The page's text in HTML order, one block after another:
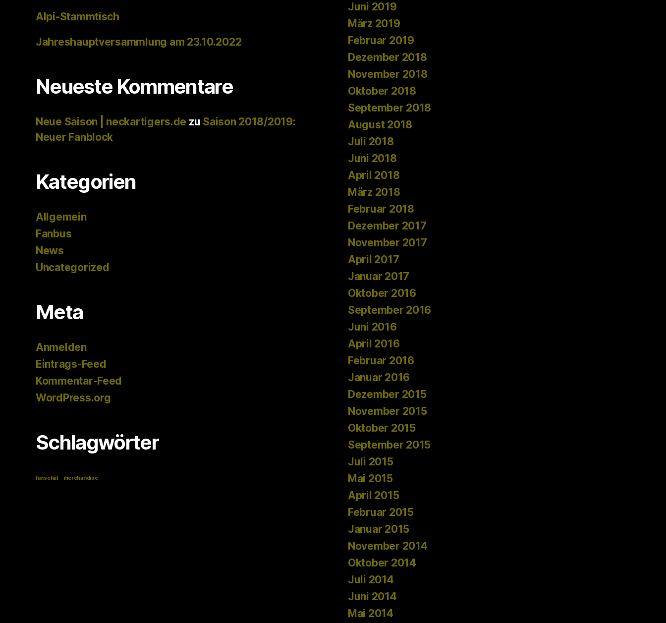
Alpi-Stammtisch
Jahreshauptversammlung am 23.10.2022
Neueste Kommentare
Neue Saison | neckartigers.de zu Saison 2018/2019:
Neuer Fanblock
Kategorien
Allgemein
Fanbus
News
Uncategorized
Meta
Anmelden
Eintrags-Feed
Kommentar-Feed
WordPress.org
Schlagwörter
fanschal merchandise
Juni 2019
März 2019
Februar 2019
Dezember 2018
November 2018
Oktober 2018
September 2018
August 2018
Juli 2018
Juni 2018
April 2018
März 2018
Februar 2018
Dezember 2017
November 2017
April 2017
Januar 2017
Oktober 2016
September 2016
Juni 2016
April 2016
Februar 2016
Januar 2016
Dezember 2015
November 2015
Oktober 2015
September 2015
Juli 2015
Mai 2015
April 2015
Februar 2015
Januar 2015
November 2014
Oktober 2014
Juli 2014
Juni 2014
Mai 2014